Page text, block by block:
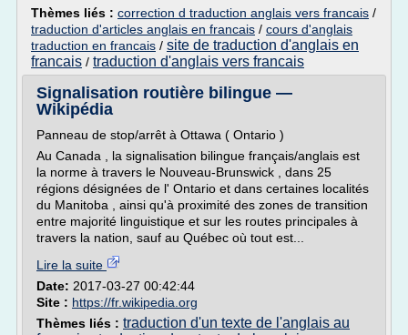
Thèmes liés : correction d traduction anglais vers francais /
traduction d'articles anglais en francais / cours d'anglais
traduction en francais / site de traduction d'anglais en
francais / traduction d'anglais vers francais
Signalisation routière bilingue —
Wikipédia
Panneau de stop/arrêt à Ottawa ( Ontario )
Au Canada , la signalisation bilingue français/anglais est
la norme à travers le Nouveau-Brunswick , dans 25
régions désignées de l' Ontario et dans certaines localités
du Manitoba , ainsi qu'à proximité des zones de transition
entre majorité linguistique et sur les routes principales à
travers la nation, sauf au Québec où tout est...
Lire la suite
Date: 2017-03-27 00:42:44
Site : https://fr.wikipedia.org
Thèmes liés : traduction d'un texte de l'anglais au